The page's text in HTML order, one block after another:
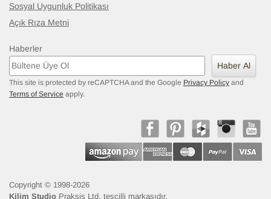
Sosyal Uygunluk Politikası
Açık Rıza Metni
Haberler
Haber Al
This site is protected by reCAPTCHA and the Google Privacy Policy and
Terms of Service apply.
Copyright © 1998-2026
Kilim Studio Praksis Ltd. tescilli markasıdır.